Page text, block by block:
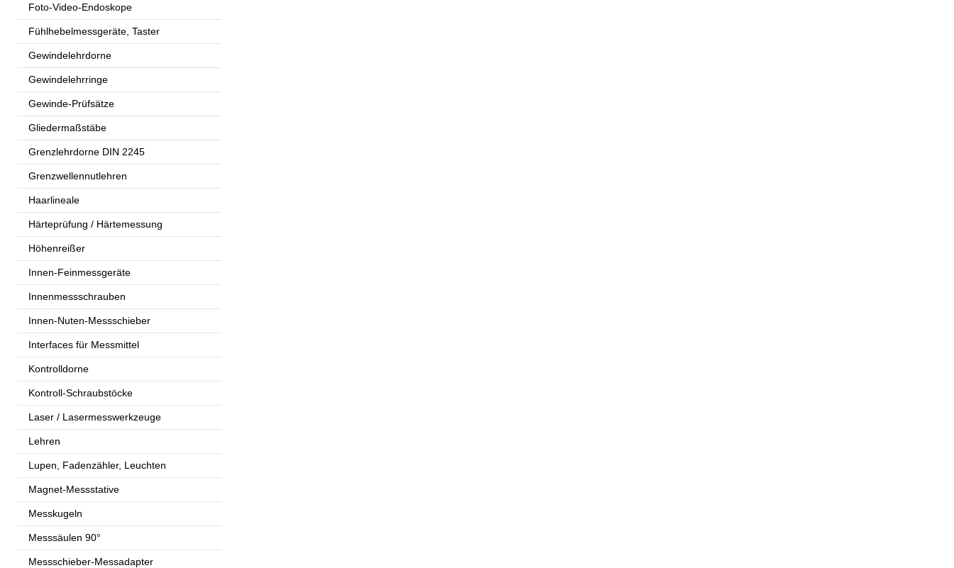
Foto-Video-Endoskope
Fühlhebelmessgeräte, Taster
Gewindelehrdorne
Gewindelehrringe
Gewinde-Prüfsätze
Gliedermaßstäbe
Grenzlehrdorne DIN 2245
Grenzwellennutlehren
Haarlineale
Härteprüfung / Härtemessung
Höhenreißer
Innen-Feinmessgeräte
Innenmessschrauben
Innen-Nuten-Messschieber
Interfaces für Messmittel
Kontrolldorne
Kontroll-Schraubstöcke
Laser / Lasermesswerkzeuge
Lehren
Lupen, Fadenzähler, Leuchten
Magnet-Messstative
Messkugeln
Messsäulen 90°
Messschieber-Messadapter